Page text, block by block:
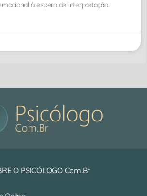
à espera de interpretação.
O PSICÓLOGO Com.Br